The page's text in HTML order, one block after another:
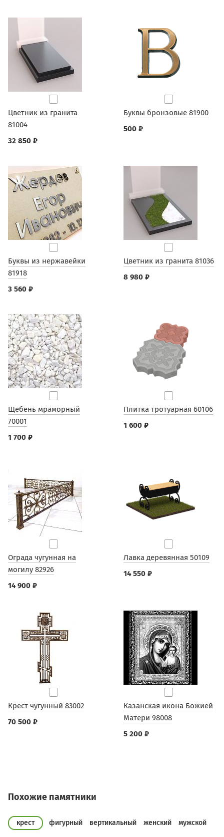
Цветник из гранита
81004
32 850 ₽
Буквы бронзовые 81900
500 ₽
Буквы из нержавейки
81918
3 560 ₽
Цветник из гранита 81036
8 980 ₽
Щебень мраморный
70001
1 700 ₽
Плитка тротуарная 60106
1 600 ₽
Ограда чугунная на
могилу 82926
14 900 ₽
Лавка деревянная 50109
14 550 ₽
Крест чугунный 83002
70 500 ₽
Казанская икона Божией
Матери 98008
5 200 ₽
Похожие памятники
крест фигурный вертикальный женский мужской